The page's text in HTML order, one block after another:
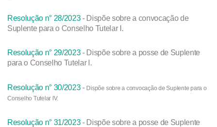
Resolução n° 28/2023- Dispõe sobre a convocação de
Suplente para o Conselho Tutelar I.
Resolução n° 29/2023- Dispõe sobre a posse de Suplente
para o Conselho Tutelar l.
Resolução n° 30/2023- Dispõe sobre a convocação de Suplente para o
Conselho Tutelar IV.
Resolução n° 31/2023- Dispõe sobre a posse de Suplente